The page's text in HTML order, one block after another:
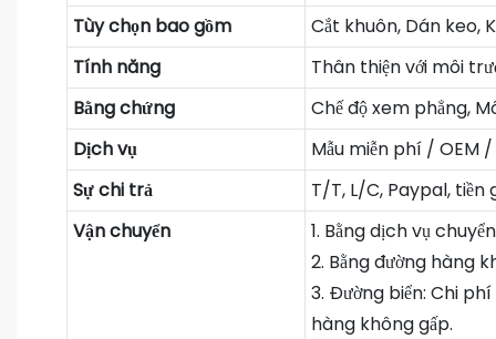
Tùy chọn bao gồm
Cắt khuôn, Dán keo,
Tính năng
Thân thiện với môi
Bằng chứng
Chế độ xem phẳng,
Dịch vụ
Mẫu miễn phí / OEM
Sự chi trả
T/T, L/C, Paypal, tiền
Vận chuyển
1. Bằng dịch vụ
2. Bằng đường hàng
3. Đường biển: Chi
hàng không gấp.